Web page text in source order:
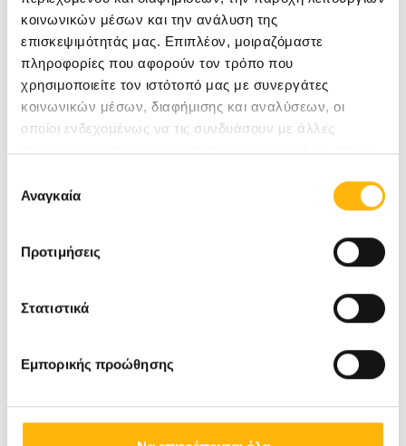
κοινωνικών μέσων και την ανάλυση της
επισκεψιμότητάς μας. Επιπλέον, μοιραζόμαστε
πληροφορίες που αφορούν τον τρόπο που
χρησιμοποιείτε τον ιστότοπό μας με συνεργάτες
κοινωνικών μέσων, διαφήμισης και αναλύσεων, οι
οποίοι ενδεχομένως να τις συνδυάσουν με άλλες
πληροφορίες που τους έχετε παραχωρήσει ή τις οποίες
των υπηρεσιών τους.
συγκατάθεσης
Αναγκαία
Προτιμήσεις
Στατιστικά
Εμπορικής προώθησης